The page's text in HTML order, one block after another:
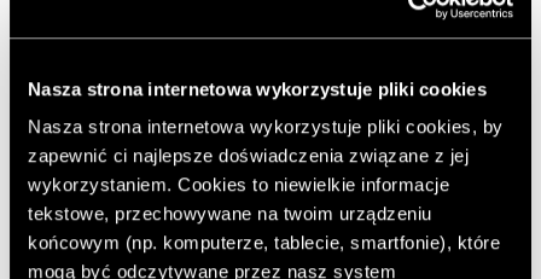
Nasza strona internetowa wykorzystuje pliki cookies
Nasza strona internetowa wykorzystuje pliki cookies, by
zapewnić ci najlepsze doświadczenia związane z jej
wykorzystaniem. Cookies to niewielkie informacje
tekstowe, przechowywane na twoim urządzeniu
końcowym (np. komputerze, tablecie, smartfonie), które
mogą być odczytywane przez nasz system
Miłość do detalu stała się impulsem do stworzenia
które łączy pasję z zaawansowanymi procesami
produkcyjnymi. Dzięki niemu możliwe jest zestawianie
różnych struktur i wykończeń na jednej powierzchni,
tworząc zupełnie nowy wymiar estetyki, głębi i
doświadczenia materiału.
Artykuł sponsorowany